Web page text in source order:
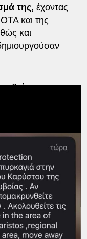
της, έχοντας
και της
και
βρίσκονταν στον